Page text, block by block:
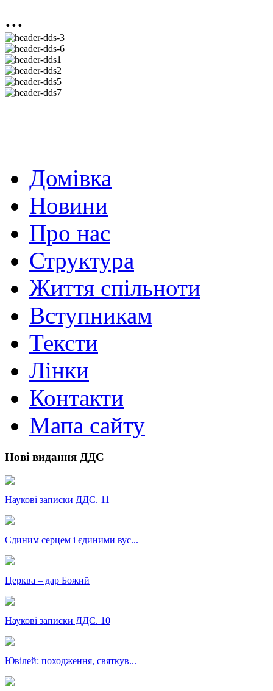
...
Домівка
Новини
Про нас
Структура
Життя спільноти
Вступникам
Тексти
Лінки
Контакти
Мапа сайту
Нові видання ДДС
Наукові записки ДДС. 11
Єдиним серцем і єдиними вус...
Церква – дар Божий
Наукові записки ДДС. 10
Ювілей: походження, святкув...